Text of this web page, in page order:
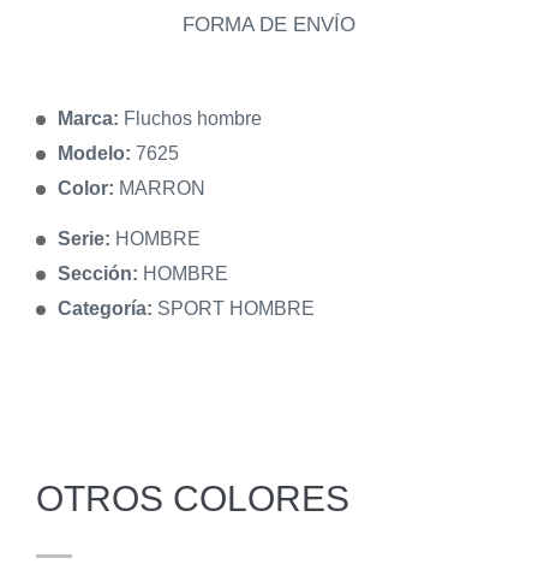
FORMA DE ENVÍO
Marca: Fluchos hombre
Modelo: 7625
Color: MARRON
Serie: HOMBRE
Sección: HOMBRE
Categoría: SPORT HOMBRE
OTROS COLORES